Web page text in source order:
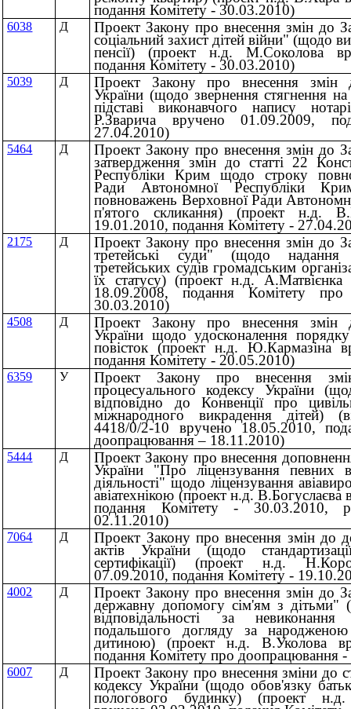
подання Комітету - 30.03.2010)
6038 Д Проект Закону про внесення змін до
соціальний захист дітей війни" (щодо
пенсії) (проект н.д. М.Соколова
подання Комітету - 30.03.2010)
5039 Д Проект Закону про внесення змін
України (щодо звернення стягнення
підставі виконавчого напису
Р.Зварича вручено 01.09.2009,
27.04.2010)
5464 Д Проект Закону про внесення змін до
затвердження змін до статті 22
Республіки Крим щодо строку
Ради Автономної Республіки
повноважень Верховної Ради
п'ятого скликання) (проект н.д.
19.01.2010, подання Комітету -
2175 Д Проект Закону про внесення змін до
третейські суди" (щодо надання
третейських судів громадським
їх статусу) (проект н.д.
18.09.2008, подання Комітету
30.03.2010)
4508 Д Проект Закону про внесення змін
України щодо удосконалення
повісток (проект н.д. Ю.Кармазіна
подання Комітету - 20.05.2010)
6359 У Проект Закону про внесення
процесуального кодексу України
відповідно до Конвенції про
міжнародного викрадення
4418/0/2-10 вручено 18.05.2010,
доопрацювання – 18.11.2010)
5444 Д Проект Закону про внесення
України "Про ліцензування певних
діяльності" щодо ліцензування
авіатехнікою (проект н.д.
подання Комітету - 30.03.2010,
02.11.2010)
7064 Д Проект Закону про внесення змін до
актів України (щодо
сертифікації) (проект н.д.
07.09.2010, подання Комітету -
4002 Д Проект Закону про внесення змін до
державну допомогу сім'ям з дітьми"
відповідальності за
подальшого догляду за
дитиною) (проект н.д. В.Уколова
подання Комітету про доопрацювання
6007 Д Проект Закону про внесення зміни до
кодексу України (щодо обов'язку
пологового будинку) (проект